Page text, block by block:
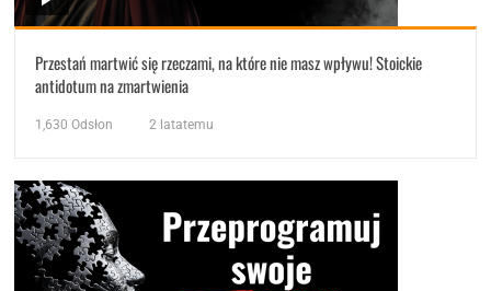
Przestań martwić się rzeczami, na które nie masz wpływu! Stoickie
antidotum na zmartwienia
1,630 Odsłon 2 latatemu